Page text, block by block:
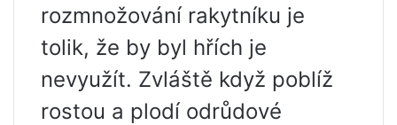
rozmnožování rakytníku je
tolik, že by byl hřích je
nevyužít. Zvláště když poblíž
rostou a plodí odrůdové